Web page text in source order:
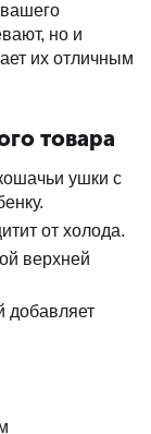
но и
их отличным
товара
ушки с
от холода.
верхней
добавляет